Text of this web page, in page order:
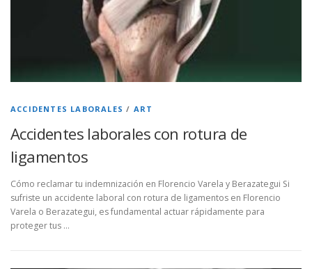
ACCIDENTES LABORALES / ART
Accidentes laborales con rotura de
ligamentos
Cómo reclamar tu indemnización en Florencio Varela y Berazategui Si
sufriste un accidente laboral con rotura de ligamentos en Florencio
Varela o Berazategui, es fundamental actuar rápidamente para
proteger tus …